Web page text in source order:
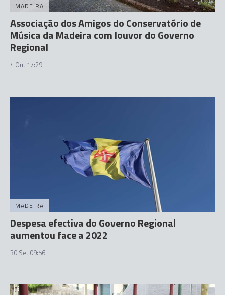
MADEIRA
Associação dos Amigos do Conservatório de
Música da Madeira com louvor do Governo
Regional
4 Out 17:29
MADEIRA
Despesa efectiva do Governo Regional
aumentou face a 2022
30 Set 09:56